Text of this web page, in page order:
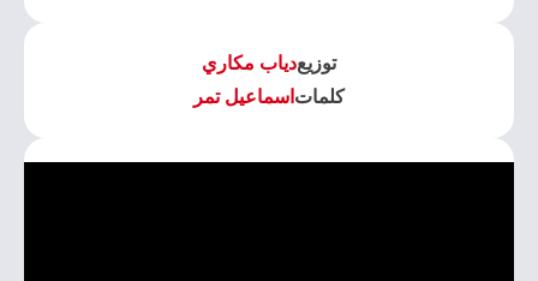
توزيعدياب مكاري
كلمات اسماعيل تمر